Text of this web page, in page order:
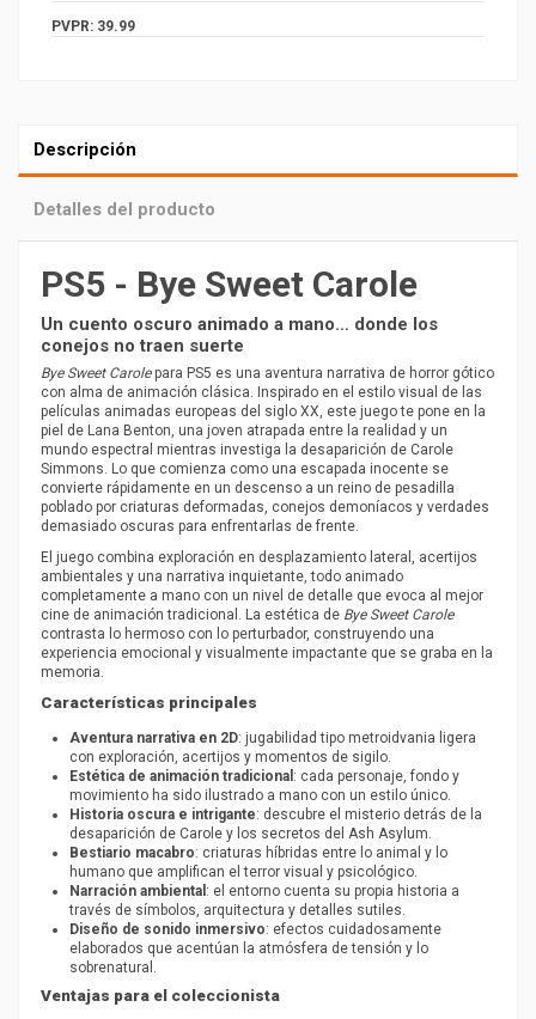
PVPR: 39.99
Descripción
Detalles del producto
PS5 - Bye Sweet Carole
Un cuento oscuro animado a mano… donde los
conejos no traen suerte
Bye Sweet Carolepara PS5 es una aventura narrativa de horror gótico
con alma de animación clásica. Inspirado en el estilo visual de las
películas animadas europeas del siglo XX, este juego te pone en la
piel de Lana Benton, una joven atrapada entre la realidad y un
mundo espectral mientras investiga la desaparición de Carole
Simmons. Lo que comienza como una escapada inocente se
convierte rápidamente en un descenso a un reino de pesadilla
poblado por criaturas deformadas, conejos demoníacos y verdades
demasiado oscuras para enfrentarlas de frente.
El juego combina exploración en desplazamiento lateral, acertijos
ambientales y una narrativa inquietante, todo animado
completamente a mano con un nivel de detalle que evoca al mejor
cine de animación tradicional. La estética de Bye Sweet Carole
contrasta lo hermoso con lo perturbador, construyendo una
experiencia emocional y visualmente impactante que se graba en la
memoria.
Características principales
Aventura narrativa en 2D: jugabilidad tipo metroidvania ligera
con exploración, acertijos y momentos de sigilo.
Estética de animación tradicional : cada personaje, fondo y
movimiento ha sido ilustrado a mano con un estilo único.
Historia oscura e intrigante: descubre el misterio detrás de la
desaparición de Carole y los secretos del Ash Asylum.
Bestiario macabro: criaturas híbridas entre lo animal y lo
humano que amplifican el terror visual y psicológico.
Narración ambiental : el entorno cuenta su propia historia a
través de símbolos, arquitectura y detalles sutiles.
Diseño de sonido inmersivo: efectos cuidadosamente
elaborados que acentúan la atmósfera de tensión y lo
sobrenatural.
Ventajas para el coleccionista